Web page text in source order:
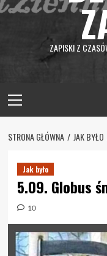
ZAPISKI Z
Menu
STRONA GŁÓWNA JAK BYŁO
Jak było
5.09. Globus
10